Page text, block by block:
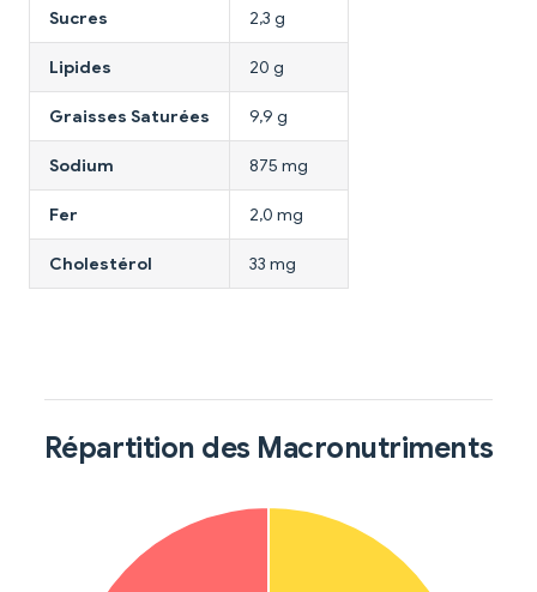
Sucres 2,3 g
Lipides 20 g
Graisses Saturées 9,9 g
Sodium 875 mg
Fer 2,0 mg
Cholestérol 33 mg
Répartition des Macronutriments